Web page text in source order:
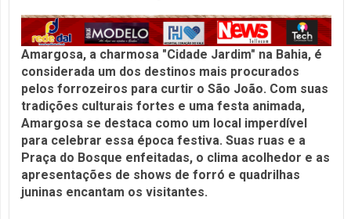
Amargosa, a charmosa "Cidade Jardim" na Bahia, é
considerada um dos destinos mais procurados
pelos forrozeiros para curtir o São João. Com suas
tradições culturais fortes e uma festa animada,
Amargosa se destaca como um local imperdível
para celebrar essa época festiva. Suas ruas e a
Praça do Bosque enfeitadas, o clima acolhedor e as
apresentações de shows de forró e quadrilhas
juninas encantam os visitantes.